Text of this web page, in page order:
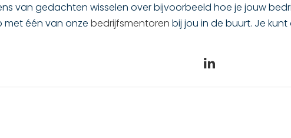
van gedachten wisselen over bijvoorbeeld hoe je jouw
één van onze bedrijfsmentoren bij jou in de buurt. Je kunt